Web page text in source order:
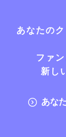
あなたの
ファ
新し
あな